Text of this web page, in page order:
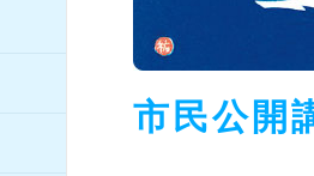
市民公開